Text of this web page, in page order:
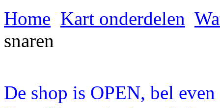
Home Kart onderdelen
snaren
De shop is OPEN, bel